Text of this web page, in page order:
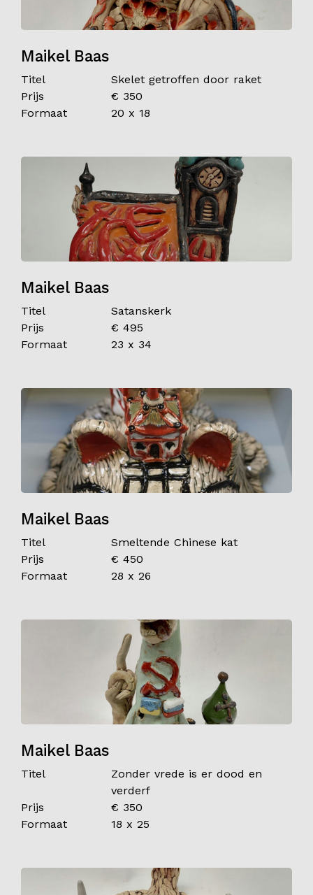
Maikel Baas
Titel
Skelet getroffen door raket
Prijs
€ 350
Formaat
20 x 18
Maikel Baas
Titel
Satanskerk
Prijs
€ 495
Formaat
23 x 34
Maikel Baas
Titel
Smeltende Chinese kat
Prijs
€ 450
Formaat
28 x 26
Maikel Baas
Titel
Zonder vrede is er dood en
verderf
Prijs
€ 350
Formaat
18 x 25